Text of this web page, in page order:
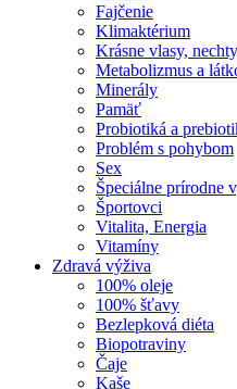
Fajčenie
Klimaktérium
Krásne vlasy,
Metabolizmus a
Minerály
Pamäť
Probiotiká a
Problém s pohybom
Sex
Špeciálne prírodne
Športovci
Vitalita, Energia
Vitamíny
Zdravá výživa
100% oleje
100% šťavy
Bezlepková diéta
Biopotraviny
Čaje
Kaše